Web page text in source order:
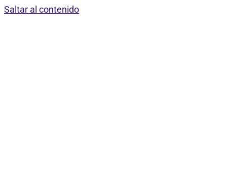
Saltar al contenido